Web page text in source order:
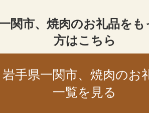
関市、焼肉のお礼品を
方はこちら
岩手県一関市、焼肉のお
一覧を見る